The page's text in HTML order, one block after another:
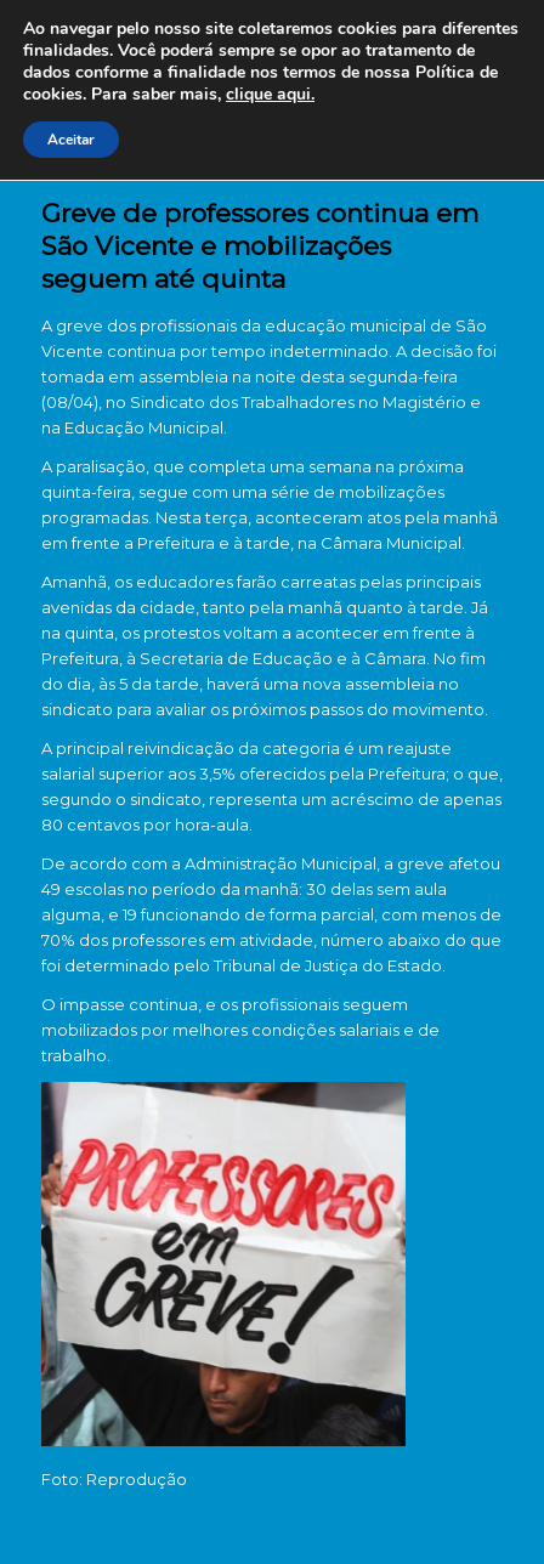
Greve de professores continua em
São Vicente e mobilizações
seguem até quinta
A greve dos profissionais da educação municipal de São
Vicente continua por tempo indeterminado. A decisão foi
tomada em assembleia na noite desta segunda-feira
(08/04), no Sindicato dos Trabalhadores no Magistério e
na Educação Municipal.
A paralisação, que completa uma semana na próxima
quinta-feira, segue com uma série de mobilizações
programadas. Nesta terça, aconteceram atos pela manhã
em frente a Prefeitura e à tarde, na Câmara Municipal.
Amanhã, os educadores farão carreatas pelas principais
avenidas da cidade, tanto pela manhã quanto à tarde. Já
na quinta, os protestos voltam a acontecer em frente à
Prefeitura, à Secretaria de Educação e à Câmara. No fim
do dia, às 5 da tarde, haverá uma nova assembleia no
sindicato para avaliar os próximos passos do movimento.
A principal reivindicação da categoria é um reajuste
salarial superior aos 3,5% oferecidos pela Prefeitura; o que,
segundo o sindicato, representa um acréscimo de apenas
80 centavos por hora-aula.
De acordo com a Administração Municipal, a greve afetou
49 escolas no período da manhã: 30 delas sem aula
alguma, e 19 funcionando de forma parcial, com menos de
70% dos professores em atividade, número abaixo do que
foi determinado pelo Tribunal de Justiça do Estado.
O impasse continua, e os profissionais seguem
mobilizados por melhores condições salariais e de
trabalho.
Foto: Reprodução
Ao navegar pelo nosso site coletaremos cookies para diferentes
finalidades. Você poderá sempre se opor ao tratamento de
dados conforme a finalidade nos termos de nossa Política de
cookies. Para saber mais, clique aqui.
Aceitar